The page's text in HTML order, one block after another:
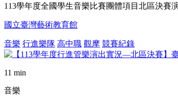
113學年度全國學生音樂比賽團體項目北區決
國立臺灣藝術教育館
音樂 行進樂隊 高中職 觀摩 競賽紀錄
11 min
音樂